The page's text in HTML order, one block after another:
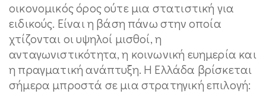
οικονομικός όρος ούτε μια στατιστική για
ειδικούς. Είναι η βάση πάνω στην οποία
χτίζονται οι υψηλοί μισθοί, η
ανταγωνιστικότητα, η κοινωνική ευημερία και
η πραγματική ανάπτυξη. Η Ελλάδα βρίσκεται
σήμερα μπροστά σε μια στρατηγική επιλογή: